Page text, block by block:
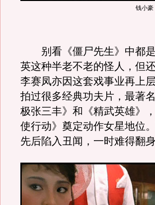
钱小豪
别看《僵尸先生》中都是
英这种半老不老的怪人，但
李赛凤亦因这套戏事业再上
拍过很多经典功夫片，最著
极张三丰》和《精武英雄》
使行动》奠定动作女星地位
先后陷入丑闻，一时难得翻身